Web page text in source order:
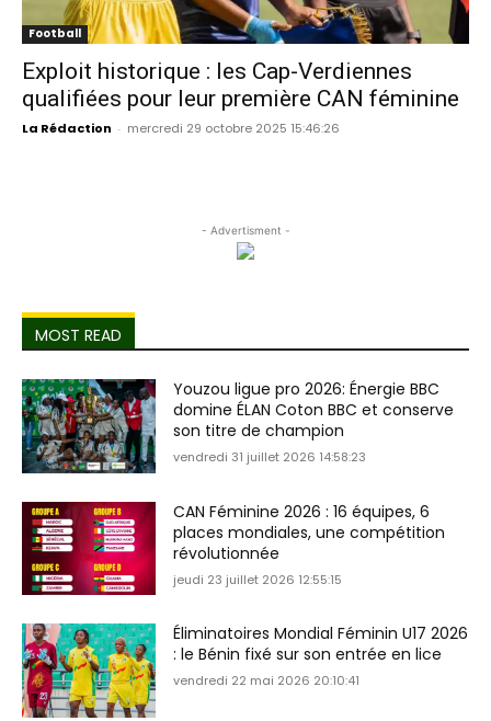
Football
Exploit historique : les Cap-Verdiennes
qualifiées pour leur première CAN féminine
La Rédaction - mercredi 29 octobre 2025 15:46:26
- Advertisment -
MOST READ
Youzou ligue pro 2026: Énergie BBC
domine ÉLAN Coton BBC et conserve
son titre de champion
vendredi 31 juillet 2026 14:58:23
CAN Féminine 2026 : 16 équipes, 6
places mondiales, une compétition
révolutionnée
jeudi 23 juillet 2026 12:55:15
Éliminatoires Mondial Féminin U17 2026
: le Bénin fixé sur son entrée en lice
vendredi 22 mai 2026 20:10:41